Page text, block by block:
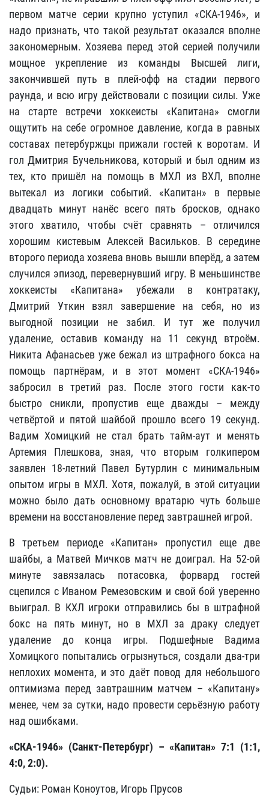
первом матче серии крупно уступил «СКА-1946», и
надо признать, что такой результат оказался вполне
закономерным. Хозяева перед этой серией получили
мощное укрепление из команды Высшей лиги,
закончившей путь в плей-офф на стадии первого
раунда, и всю игру действовали с позиции силы. Уже
на старте встречи хоккеисты «Капитана» смогли
ощутить на себе огромное давление, когда в равных
составах петербуржцы прижали гостей к воротам. И
гол Дмитрия Бучельникова, который и был одним из
тех, кто пришёл на помощь в МХЛ из ВХЛ, вполне
вытекал из логики событий. «Капитан» в первые
двадцать минут нанёс всего пять бросков, однако
этого хватило, чтобы счёт сравнять – отличился
хорошим кистевым Алексей Васильков. В середине
второго периода хозяева вновь вышли вперёд, а затем
случился эпизод, перевернувший игру. В меньшинстве
хоккеисты «Капитана» убежали в контратаку,
Дмитрий Уткин взял завершение на себя, но из
выгодной позиции не забил. И тут же получил
удаление, оставив команду на 11 секунд втроём.
Никита Афанасьев уже бежал из штрафного бокса на
помощь партнёрам, и в этот момент «СКА-1946»
забросил в третий раз. После этого гости как-то
быстро сникли, пропустив еще дважды – между
четвёртой и пятой шайбой прошло всего 19 секунд.
Вадим Хомицкий не стал брать тайм-аут и менять
Артемия Плешкова, зная, что вторым голкипером
заявлен 18-летний Павел Бутурлин с минимальным
опытом игры в МХЛ. Хотя, пожалуй, в этой ситуации
можно было дать основному вратарю чуть больше
времени на восстановление перед завтрашней игрой.
В третьем периоде «Капитан» пропустил еще две
шайбы, а Матвей Мичков матч не доиграл. На 52-ой
минуте завязалась потасовка, форвард гостей
сцепился с Иваном Ремезовским и свой бой уверенно
выиграл. В КХЛ игроки отправились бы в штрафной
бокс на пять минут, но в МХЛ за драку следует
удаление до конца игры. Подшефные Вадима
Хомицкого попытались огрызнуться, создали два-три
неплохих момента, и это даёт повод для небольшого
оптимизма перед завтрашним матчем – «Капитану»
менее, чем за сутки, надо провести серьёзную работу
над ошибками.
«СКА-1946» (Санкт-Петербург) – «Капитан» 7:1 (1:1,
4:0, 2:0).
Судьи: Роман Коноутов, Игорь Прусов